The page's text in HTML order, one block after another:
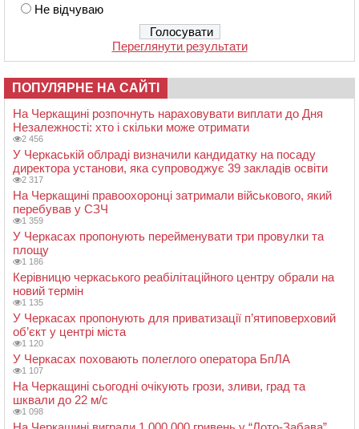
Не відчуваю
Переглянути результати
ПОПУЛЯРНЕ НА САЙТІ
На Черкащині розпочнуть нараховувати виплати до Дня
Незалежності: хто і скільки може отримати
2 456
У Черкаській облраді визначили кандидатку на посаду
директора установи, яка супроводжує 39 закладів освіти
2 317
На Черкащині правоохоронці затримали військового, який
перебував у СЗЧ
1 359
У Черкасах пропонують перейменувати три провулки та
площу
1 186
Керівницю черкаського реабілітаційного центру обрали на
новий термін
1 135
У Черкасах пропонують для приватизації п’ятиповерховий
об’єкт у центрі міста
1 120
У Черкасах поховають полеглого оператора БпЛА
1 107
На Черкащині сьогодні очікують грози, зливи, град та
шквали до 22 м/с
1 098